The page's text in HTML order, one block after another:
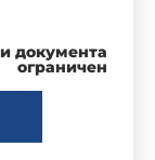
России
и
-
документа
ограничен